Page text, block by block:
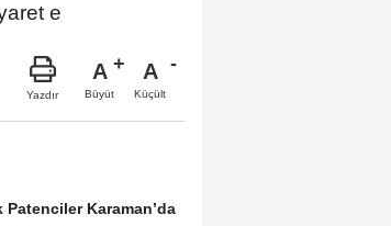
e
Yazdır
A
Büyüt
A
Küçült
Patenciler Karaman’da